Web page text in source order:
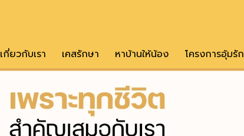
เกี่ยวกับเรา เคสรักษา หาบ้านให้น้อง โครงการอุ้มรัก